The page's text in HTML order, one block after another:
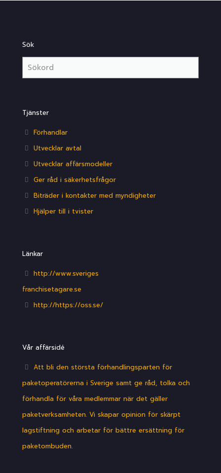
Sök
Tjänster
Förhandlar
Utvecklar avtal
Utvecklar affärsmodeller
Ger råd i säkerhetsfrågor
Biträder i kontakter med myndigheter
Hjälper till i tvister
Länkar
http://www.sveriges
franchisetagare.se
http://https://oss.se/
Vår affärsidé
Att bli den största förhandlingsparten för
paketoperatörerna i Sverige samt ge råd, tolka och
förhandla för våra medlemmar när det gäller
paketverksamheten. Vi skapar opinion för skärpt
lagstiftning och arbetar för bättre ersättning för
paketombuden.